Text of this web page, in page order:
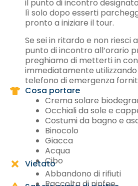
il punto di incontro
lì solo dopo esserti
pronto a iniziare il tour.
Se sei in ritardo e non riesci
punto di incontro all’orario
preghiamo di metterti in
immediatamente
telefono di emergenza
Cosa portare
Crema solare
Occhiali da sole e
Costumi da bagno e
Binocolo
Giacca
Acqua
Cibo
Vietato
Abbandono di rifiuti